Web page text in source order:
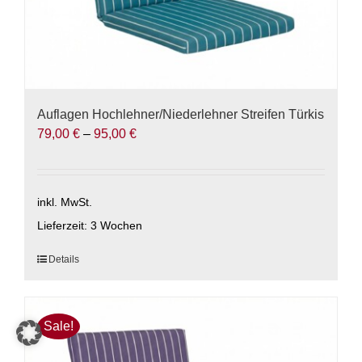
Auflagen Hochlehner/Niederlehner Streifen Türkis
79,00 € – 95,00 €
inkl. MwSt.
Lieferzeit: 3 Wochen
Dieses
mehrere
Varianten
Details
Sale!